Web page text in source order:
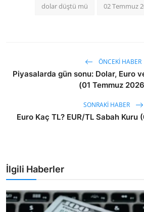
dolar düştü mü 02 Temmuz
ÖNCEKI HABER
Piyasalarda gün sonu: Dolar, Euro
(01 Temmuz
SONRAKI HABER
Euro Kaç TL? EUR/TL Sabah Kuru
İlgili Haberler